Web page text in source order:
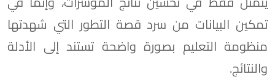
تمكين البيانات من سرد قصة التطور التي شهدتها
منظومة التعليم بصورة واضحة تستند إلى الأدلة
والنتائج.